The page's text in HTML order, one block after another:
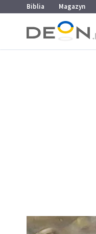
Przejdź do menu głównego
Przejdź do treści
Biblia Magazyn